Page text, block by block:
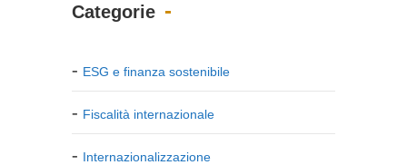
Categorie
ESG e finanza sostenibile
Fiscalità internazionale
Internazionalizzazione